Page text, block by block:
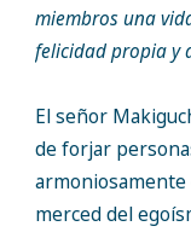
miembros una
felicidad propia y
El señor
de forjar
armoniosamente
merced del